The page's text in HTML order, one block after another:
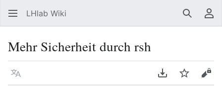
LHlab Wiki Suchen
Mehr Sicherheit durch rsh
Sprache PDF